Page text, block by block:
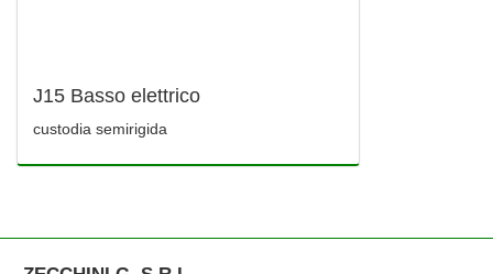
J15 Basso elettrico
custodia semirigida